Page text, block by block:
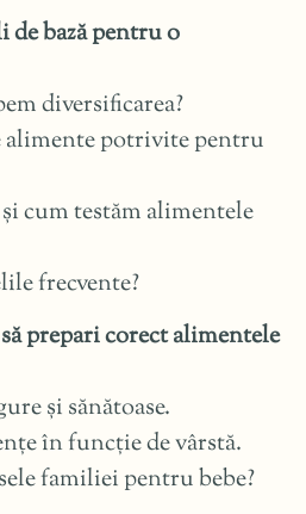
de bază pentru o
diversificarea?
alimente potrivite pentru
cum testăm alimentele
frecvente?
prepari corect alimentele
și sănătoase.
în funcție de vârstă.
familiei pentru bebe?